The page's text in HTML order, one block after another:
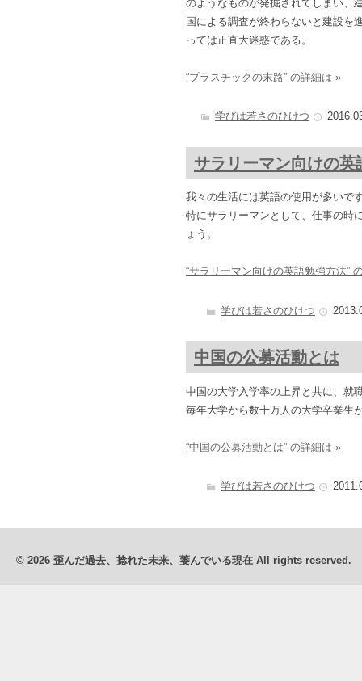
のようなものが発掘されてしまい、
国による調査が終わらないと建設を
っては正直大迷惑である。
“プラスチックの末路” の詳細は »
学びは若さのひけつ
サラリーマン向けの英
我々の生活には英語の使用が多いで
特にサラリーマンとして、仕事の時
ょう。
“サラリーマン向けの英語勉強方法”
学びは若さのひけつ
中国の公募活動とは
中国の大学入学率の上昇と共に、就
毎年大学から数十万人の大学卒業生
“中国の公募活動とは” の詳細は »
学びは若さのひけつ
© 2026 歪んだ過去、捻れた未来、萎んでいる現在 All rights reserved.